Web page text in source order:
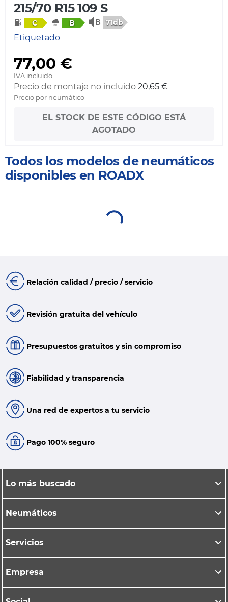
215/70 R15 109 S
C B 71db
Etiquetado
77,00 €
IVA incluido
Precio de montaje no incluido 20,65 €
Precio por neumático
EL STOCK DE ESTE CÓDIGO ESTÁ
AGOTADO
Todos los modelos de neumáticos
disponibles en ROADX
Relación calidad / precio / servicio
Revisión gratuita del vehículo
Presupuestos gratuitos y sin compromiso
Fiabilidad y transparencia
Una red de expertos a tu servicio
Pago 100% seguro
Lo más buscado
Neumáticos
Servicios
Empresa